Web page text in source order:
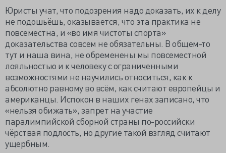
Юристы учат, что подозрения надо доказать, их к делу
не подошьёшь, оказывается, что эта практика не
повсеместна, и «во имя чистоты спорта»
доказательства совсем не обязательны. В общем-то
тут и наша вина, не обременены мы повсеместной
лояльностью и к человеку с ограниченными
возможностями не научились относиться, как к
абсолютно равному во всём, как считают европейцы и
американцы. Испокон в наших генах записано, что
«нельзя обижать», запрет на участие
паралимпийской сборной страны по-российски
чёрствая подлость, но другие такой взгляд считают
ущербным.